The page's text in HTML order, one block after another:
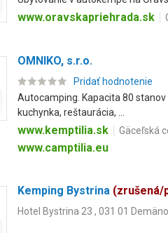
www.oravskapriehrada.sk
OMNIKO, s.r.o.
Pridať hodnotenie
Autocamping. Kapacita 80
kuchynka, reštaurácia, ...
www.kemptilia.sk Gäceľská
www.camptilia.eu
Kemping Bystrina (zrušená/
Hotel Bystrina 23 , 031 01